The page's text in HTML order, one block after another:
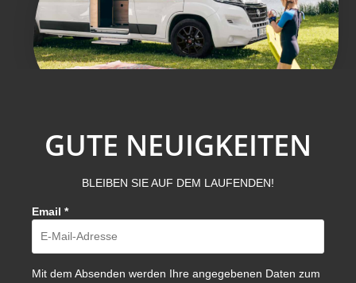
GUTE NEUIGKEITEN
BLEIBEN SIE AUF DEM LAUFENDEN!
Email *
Mit dem Absenden werden Ihre angegebenen Daten zum